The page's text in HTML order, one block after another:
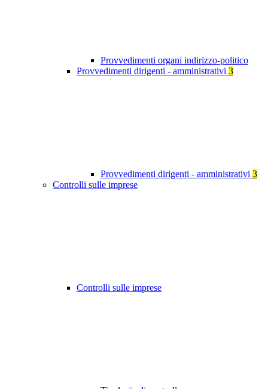
Provvedimenti organi indirizzo-politico
Provvedimenti dirigenti - amministrativi 3
Provvedimenti dirigenti - amministrativi 3
Controlli sulle imprese
Controlli sulle imprese